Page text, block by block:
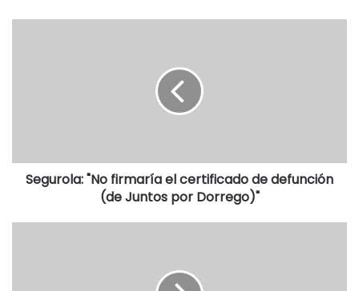
Segurola: "No firmaría el certificado de defunción
(de Juntos por Dorrego)"